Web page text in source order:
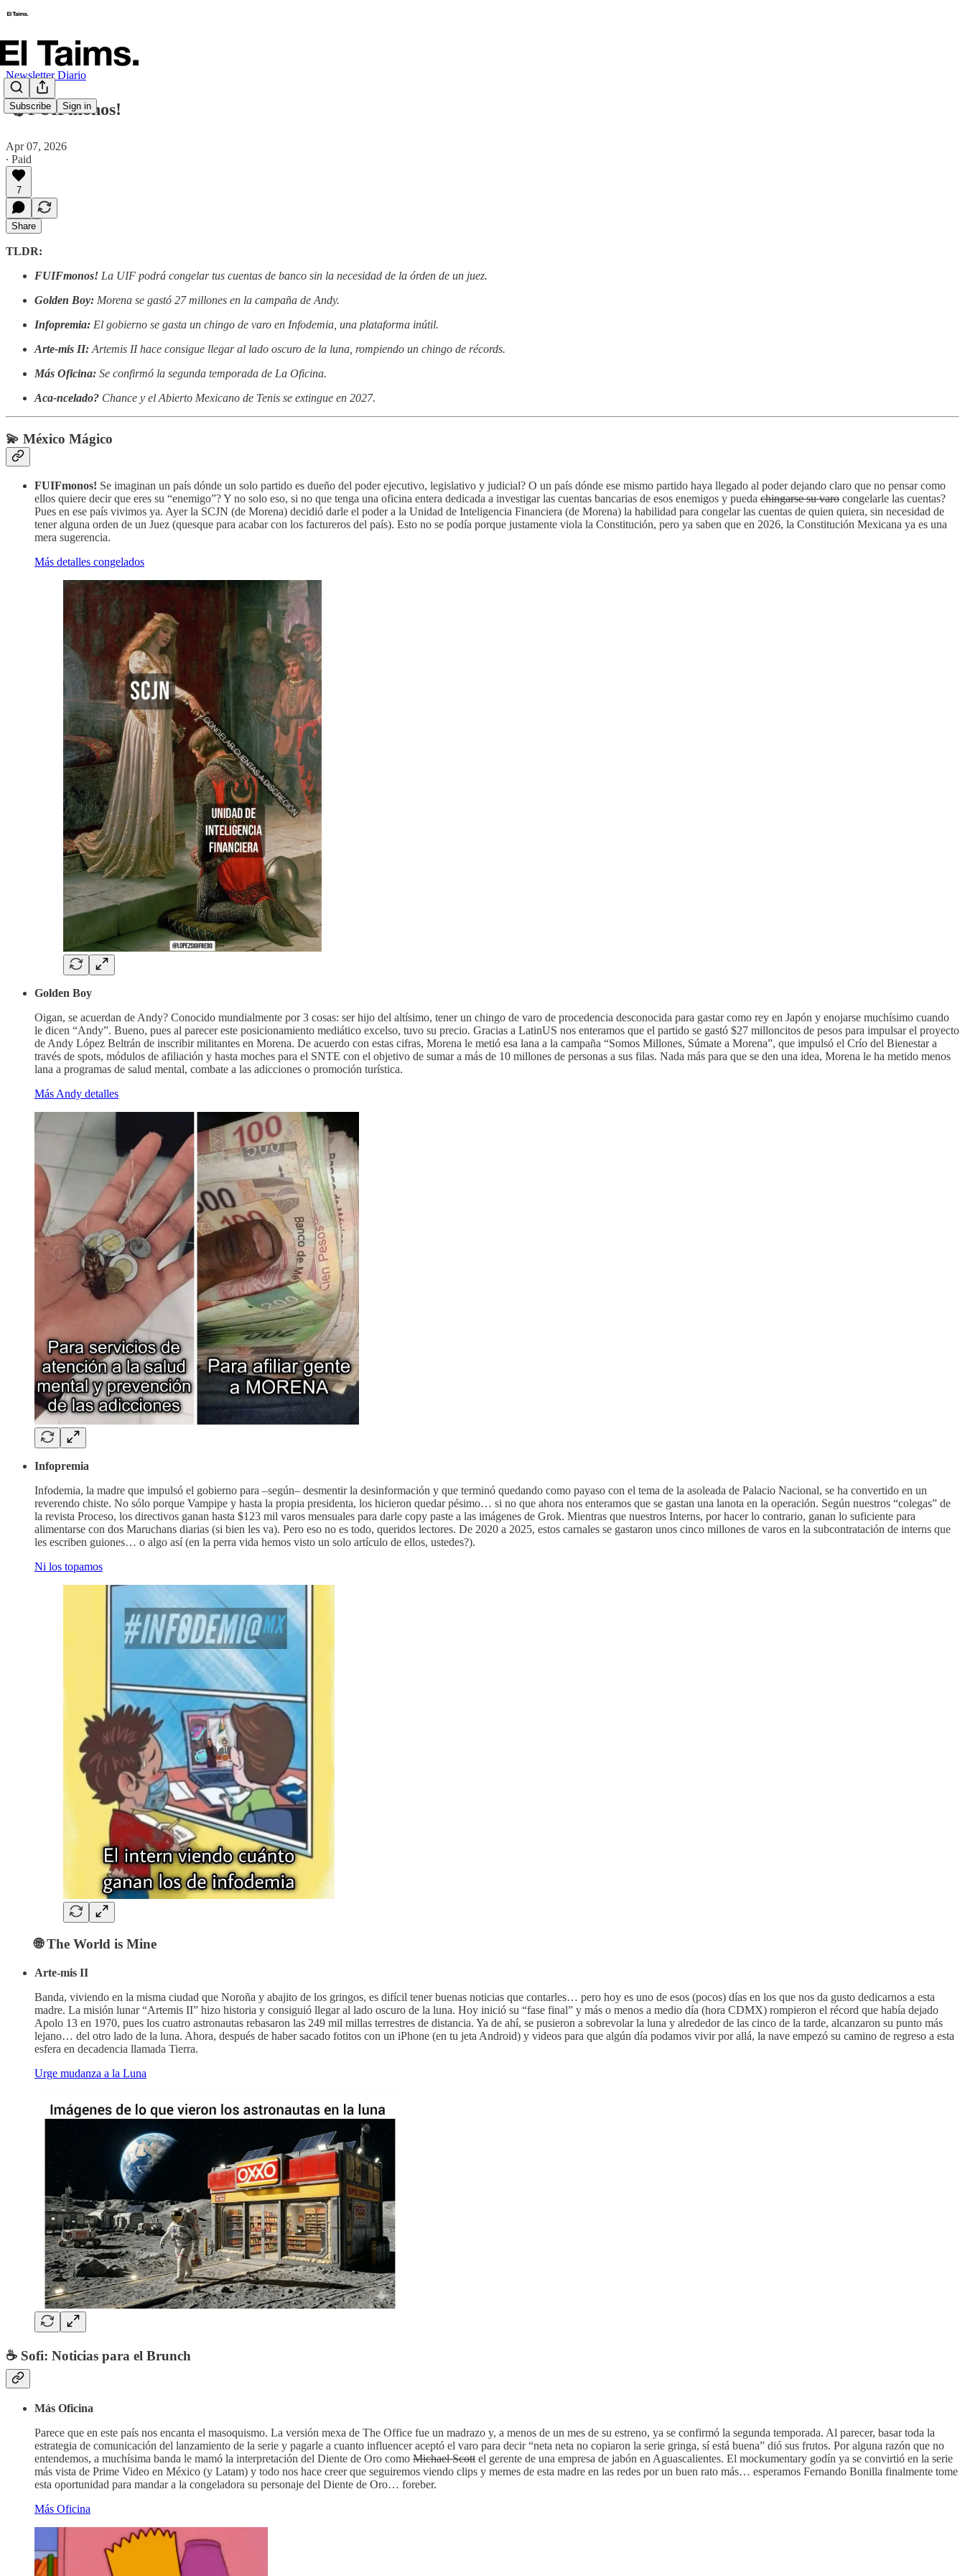
Subscribe Sign in
Newsletter Diario
🗞️ FUIFmonos!
Apr 07, 2026
∙ Paid
7
Share
TLDR:
FUIFmonos! La UIF podrá congelar tus cuentas de banco sin la necesidad de la órden de un juez.
Golden Boy: Morena se gastó 27 millones en la campaña de Andy.
Infopremia: El gobierno se gasta un chingo de varo en Infodemia, una plataforma inútil.
Arte-mis II: Artemis II hace consigue llegar al lado oscuro de la luna, rompiendo un chingo de récords.
Más Oficina: Se confirmó la segunda temporada de La Oficina.
Aca-ncelado? Chance y el Abierto Mexicano de Tenis se extingue en 2027.
💫 México Mágico
FUIFmonos! Se imaginan un país dónde un solo partido es dueño del poder ejecutivo, legislativo y judicial? O un país dónde ese mismo partido haya llegado al poder dejando claro que no pensar como
ellos quiere decir que eres su “enemigo”? Y no solo eso, si no que tenga una oficina entera dedicada a investigar las cuentas bancarias de esos enemigos y pueda chingarse su varo congelarle las cuentas?
Pues en ese país vivimos ya. Ayer la SCJN (de Morena) decidió darle el poder a la Unidad de Inteligencia Financiera (de Morena) la habilidad para congelar las cuentas de quien quiera, sin necesidad de
tener alguna orden de un Juez (quesque para acabar con los factureros del país). Esto no se podía porque justamente viola la Constitución, pero ya saben que en 2026, la Constitución Mexicana ya es una
mera sugerencia.
Más detalles congelados
Golden Boy
Oigan, se acuerdan de Andy? Conocido mundialmente por 3 cosas: ser hijo del altísimo, tener un chingo de varo de procedencia desconocida para gastar como rey en Japón y enojarse muchísimo cuando
le dicen “Andy”. Bueno, pues al parecer este posicionamiento mediático excelso, tuvo su precio. Gracias a LatinUS nos enteramos que el partido se gastó $27 milloncitos de pesos para impulsar el proyecto
de Andy López Beltrán de inscribir militantes en Morena. De acuerdo con estas cifras, Morena le metió esa lana a la campaña “Somos Millones, Súmate a Morena”, que impulsó el Crío del Bienestar a
través de spots, módulos de afiliación y hasta moches para el SNTE con el objetivo de sumar a más de 10 millones de personas a sus filas. Nada más para que se den una idea, Morena le ha metido menos
lana a programas de salud mental, combate a las adicciones o promoción turística.
Más Andy detalles
Infopremia
Infodemia, la madre que impulsó el gobierno para –según– desmentir la desinformación y que terminó quedando como payaso con el tema de la asoleada de Palacio Nacional, se ha convertido en un
reverendo chiste. No sólo porque Vampipe y hasta la propia presidenta, los hicieron quedar pésimo… si no que ahora nos enteramos que se gastan una lanota en la operación. Según nuestros “colegas” de
la revista Proceso, los directivos ganan hasta $123 mil varos mensuales para darle copy paste a las imágenes de Grok. Mientras que nuestros Interns, por hacer lo contrario, ganan lo suficiente para
alimentarse con dos Maruchans diarias (si bien les va). Pero eso no es todo, queridos lectores. De 2020 a 2025, estos carnales se gastaron unos cinco millones de varos en la subcontratación de interns que
les escriben guiones… o algo así (en la perra vida hemos visto un solo artículo de ellos, ustedes?).
Ni los topamos
🌐 The World is Mine
Arte-mis II
Banda, viviendo en la misma ciudad que Noroña y abajito de los gringos, es difícil tener buenas noticias que contarles… pero hoy es uno de esos (pocos) días en los que nos da gusto dedicarnos a esta
madre. La misión lunar “Artemis II” hizo historia y consiguió llegar al lado oscuro de la luna. Hoy inició su “fase final” y más o menos a medio día (hora CDMX) rompieron el récord que había dejado
Apolo 13 en 1970, pues los cuatro astronautas rebasaron las 249 mil millas terrestres de distancia. Ya de ahí, se pusieron a sobrevolar la luna y alrededor de las cinco de la tarde, alcanzaron su punto más
lejano… del otro lado de la luna. Ahora, después de haber sacado fotitos con un iPhone (en tu jeta Android) y videos para que algún día podamos vivir por allá, la nave empezó su camino de regreso a esta
esfera en decadencia llamada Tierra.
Urge mudanza a la Luna
☕ Sofi: Noticias para el Brunch
Más Oficina
Parece que en este país nos encanta el masoquismo. La versión mexa de The Office fue un madrazo y, a menos de un mes de su estreno, ya se confirmó la segunda temporada. Al parecer, basar toda la
estrategia de comunicación del lanzamiento de la serie y pagarle a cuanto influencer aceptó el varo para decir “neta neta no copiaron la serie gringa, sí está buena” dió sus frutos. Por alguna razón que no
entendemos, a muchísima banda le mamó la interpretación del Diente de Oro como Michael Scott el gerente de una empresa de jabón en Aguascalientes. El mockumentary godín ya se convirtió en la serie
más vista de Prime Video en México (y Latam) y todo nos hace creer que seguiremos viendo clips y memes de esta madre en las redes por un buen rato más… esperamos Fernando Bonilla finalmente tome
esta oportunidad para mandar a la congeladora su personaje del Diente de Oro… foreber.
Más Oficina